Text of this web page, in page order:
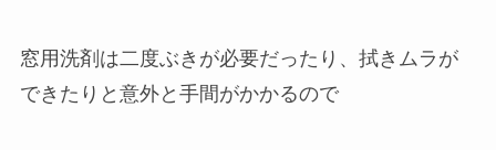
窓用洗剤は二度ぶきが必要だったり、拭きムラが
できたりと意外と手間がかかるので